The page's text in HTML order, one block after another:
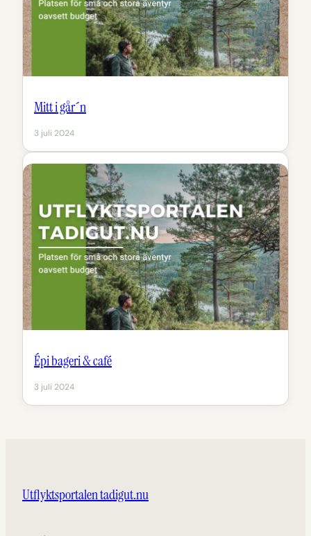
Mitt i går´n
3 juli 2024
Épi bageri & café
3 juli 2024
Utflyktsportalen tadigut.nu